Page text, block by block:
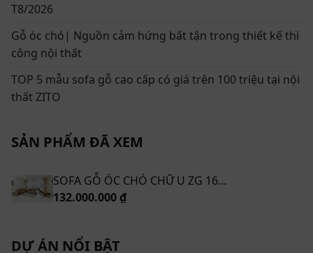
nét, cuốn xoáy tự nhiên và thiên biến vạn hóa tạo nên
sự bí ẩn đầy cuốn hút. Điều đặc biệt là các đường vân
này dùng càng lâu sẽ càng nổi rõ và bóng đẹp. Từ đó
giá trị của sản phẩm cũng tăng lên theo thời gian sử
Kiểu dáng bộ sofa gỗ óc chó ZG 160 đẹp hiện
T8/2026
Gỗ óc chó| Nguồn cảm hứng bất tận trong thiết kế thi
công nội thất
TOP 5 mẫu sofa gỗ cao cấp có giá trên 100 triệu tại nội
thất ZITO
SẢN PHẨM ĐÃ XEM
SOFA GỖ ÓC CHÓ CHỮ U ZG 160 OC
132.000.000 ₫
DỰ ÁN NỔI BẬT